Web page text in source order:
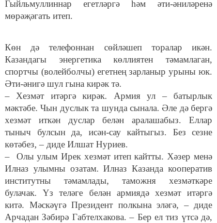
Гыйльмуллиннар егетләргә һәм әти-әниләренә
мөрәҗәгать итеп.
Көн дә телефоннан сөйләшеп торалар икән.
Казандагы энергетика көллиятен тәмамлаган,
спортчы (волейболчы) егетнең зарланыр урыны юк.
Әти-әнигә шул гына кирәк тә.
– Хезмәт итәргә кирәк. Армия ул – батырлык
мәктәбе. Чын дуслык та шунда сынала. Әле дә бергә
хезмәт иткән дуслар белән аралашабыз. Еллар
тыныч булсын да, исән-сау кайтыгыз. Без сезне
көтәбез, – диде Илшат Нуриев.
– Олы улым Ирек хезмәт итеп кайтты. Хәзер менә
Илназ улымны озатам. Илназ Казанда кооператив
институтны тәмамлады, таможня хезмәткәре
булачак. Үз теләге белән армиядә хезмәт итәргә
китә. Мәскәүгә Президент полкына эләгә, – диде
Арчадан Зәбирә Габтелхакова. – Бер ел тиз үтсә дә,